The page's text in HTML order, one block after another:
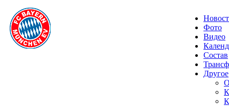
Фото
Видео
Состав
Другое